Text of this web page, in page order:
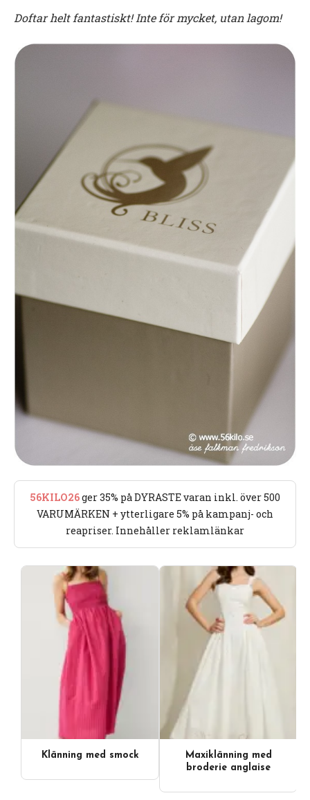
Doftar helt fantastiskt! Inte för mycket, utan lagom!
56KILO26ger 35% på DYRASTE varan inkl. över 500
VARUMÄRKEN + ytterligare 5% på kampanj- och
reapriser. Innehåller reklamlänkar
Klänning med smock
Maxiklänning med
broderie anglaise